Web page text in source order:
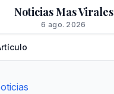
Noticias Mas Virales
6 ago. 2026